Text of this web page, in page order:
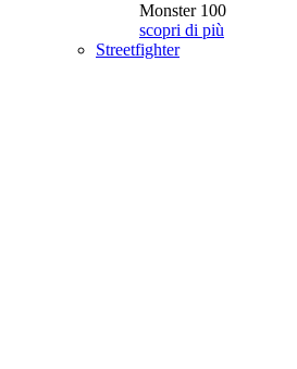
Monster 100
scopri di più
Streetfighter